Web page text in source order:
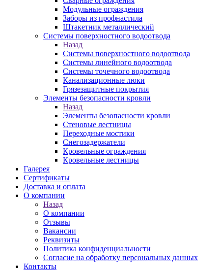
Модульные ограждения
Заборы из профнастила
Штакетник металлический
Системы поверхностного водоотвода
Назад
Системы поверхностного водоотвода
Системы линейного водоотвода
Системы точечного водоотвода
Канализационные люки
Грязезащитные покрытия
Элементы безопасности кровли
Назад
Элементы безопасности кровли
Стеновые лестницы
Переходные мостики
Снегозадержатели
Кровельные ограждения
Кровельные лестницы
Галерея
Сертификаты
Доставка и оплата
О компании
Назад
О компании
Отзывы
Вакансии
Реквизиты
Политика конфиденциальности
Согласие на обработку персональных данных
Контакты